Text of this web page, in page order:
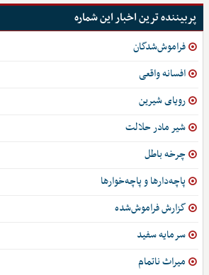
پربیننده ترین اخبار این شماره
فراموش‌شدگان
افسانه واقعی
رویای شیرین
شیر مادر حلالت
چرخه باطل
پاچه‌دارها و پاچه‌خوارها
گزارش فراموش‌شده
سرمایه سفید
میراث ناتمام